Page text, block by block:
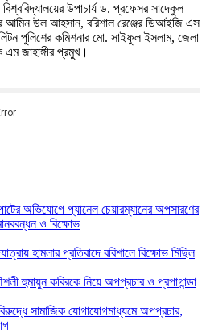
উপাচার্য ড. প্রফেসর সাদেকুল
আমিন উল আহসান, বরিশাল রেঞ্জের ডিআইজি এস
পুলিশের কমিশনার মো. সাইফুল ইসলাম, জেলা
জাহাঙ্গীর প্রমুখ।
অভিযোগে প্যানেল চেয়ারম্যানের অপসারণের
ও বিক্ষোভ
হামলার প্রতিবাদে বরিশালে বিক্ষোভ মিছিল
হুমায়ুন কবিরকে নিয়ে অপপ্রচার ও প্রপাগান্ডা
সামাজিক যোগাযোগমাধ্যমে অপপ্রচার,